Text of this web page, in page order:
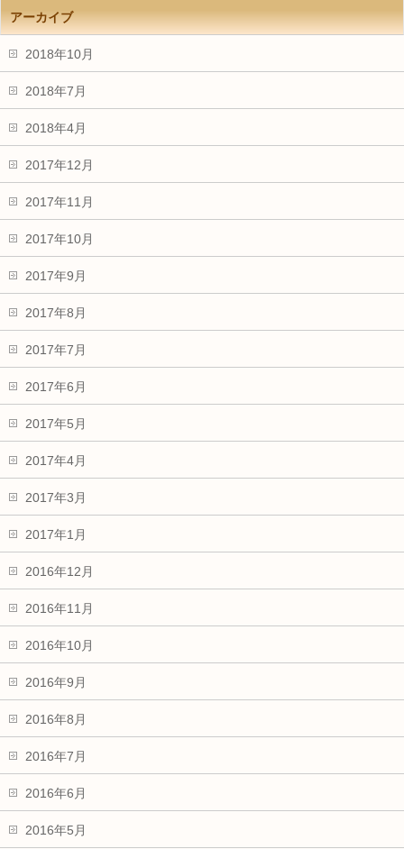
アーカイブ
2018年10月
2018年7月
2018年4月
2017年12月
2017年11月
2017年10月
2017年9月
2017年8月
2017年7月
2017年6月
2017年5月
2017年4月
2017年3月
2017年1月
2016年12月
2016年11月
2016年10月
2016年9月
2016年8月
2016年7月
2016年6月
2016年5月